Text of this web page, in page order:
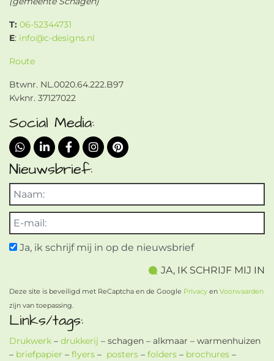
T: 06-52344731
E: info@c-designs.nl
Route
Btwnr. NL.0020.64.222.B97
Kvknr. 37127022
Social Media:
Nieuwsbrief:
Ja, ik schrijf mij in op de nieuwsbrief
Deze site is beveiligd met ReCaptcha en de Google Privacy en Voorwaarden
zijn van toepassing.
Links/tags:
Drukwerk – drukkerij – schagen – alkmaar – warmenhuizen
– briefpapier – flyers – posters – folders – brochures –